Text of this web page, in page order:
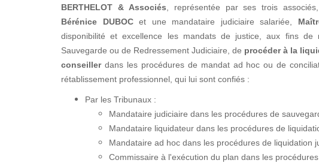
BERTHELOT & Associés , représentée par ses trois associés,
Bérénice DUBOCet une mandataire judiciaire salariée,
disponibilité et excellence les mandats de justice, aux fins de
Sauvegarde ou de Redressement Judiciaire, de procéder à la
conseillerdans les procédures de mandat ad hoc ou de
rétablissement professionnel, qui lui sont confiés :
Par les Tribunaux :
Mandataire judiciaire dans les procédures de
Mandataire liquidateur dans les procédures de
Mandataire ad hoc dans les procédures de liquidation
Commissaire à l'exécution du plan dans les